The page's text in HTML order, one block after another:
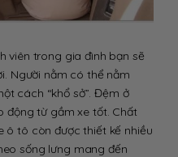
viên trong gia đình bạn sẽ
Người nằm có thể nằm
cách “khổ sở”. Đệm ở
động từ gầm xe tốt. Chất
ô tô còn được thiết kế nhiều
sống lưng mang đến